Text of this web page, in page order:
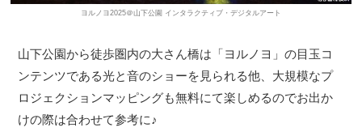
ヨルノヨ2025＠山下公園 インタラクティブ・デジタルアート
山下公園から徒歩圏内の大さん橋は「ヨルノヨ」の目玉コ
ンテンツである光と音のショーを見られる他、大規模なプ
ロジェクションマッピングも無料にて楽しめるのでお出か
けの際は合わせて参考に♪